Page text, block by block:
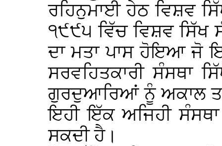
ਰਹਿਨੁਮਾਈ ਹੇਠ ਵਿਸ਼ਵ
੧੯੯੫ ਵਿੱਚ ਵਿਸ਼ਵ ਸਿੱਖ
ਦਾ ਮਤਾ ਪਾਸ ਹੋਇਆ ਜੋ
ਸਰਵਹਿਤਕਾਰੀ ਸੰਸਥਾ
ਗੁਰਦੁਆਰਿਆਂ ਨੂੰ ਅਕਾਲ
ਇਹੀ ਇੱਕ ਅਜਿਹੀ
ਸਕਦੀ ਹੈ।